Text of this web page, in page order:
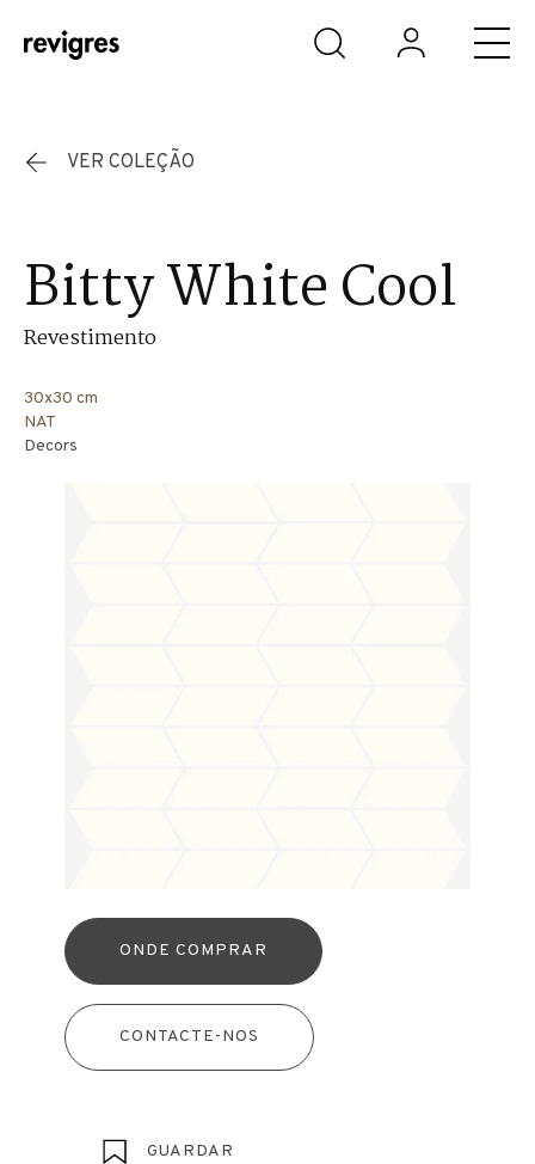
Saltar para o conteúdo principal
VER COLEÇÃO
Bitty White Cool
Revestimento
30x30 cm
NAT
Decors
ONDE COMPRAR
CONTACTE-NOS
GUARDAR